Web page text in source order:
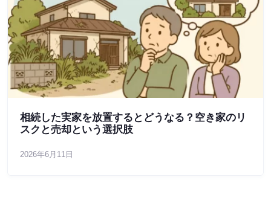
相続した実家を放置するとどうなる？空き家のリ
スクと売却という選択肢
2026年6月11日